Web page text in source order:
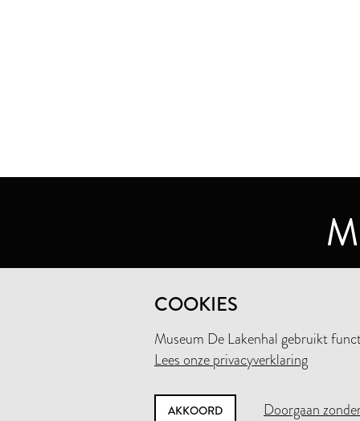
COOKIES
Museum De Lakenhal gebruikt
Lees onze privacyverklaring
AKKOORD Doorgaan
MUSEUM DE LAKENHAL
OUDE SINGEL 32
+31 (0)71 5165360